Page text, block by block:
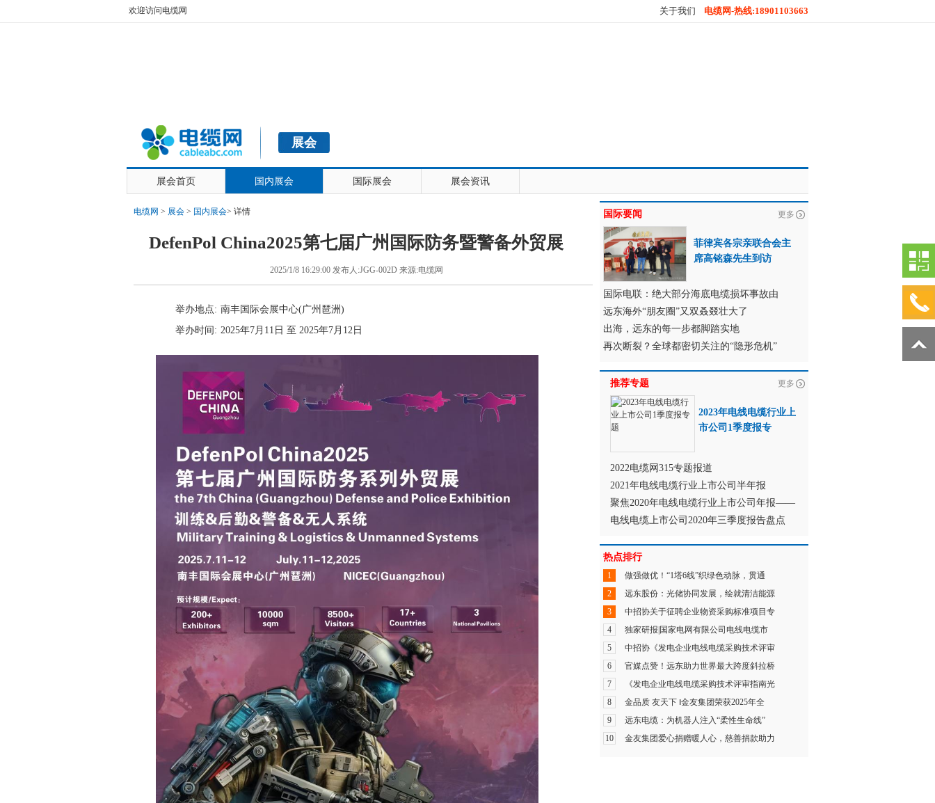
欢迎访问电缆网 关于我们 电缆网-热线:18901103663
展会
展会首页 国内展会 国际展会 展会资讯
电缆网 > 展会 > 国内展会> 详情
DefenPol China2025第七届广州国际防务暨警备外贸展
2025/1/8 16:29:00 发布人:JGG-002D 来源:电缆网
举办地点: 南丰国际会展中心(广州琶洲)
举办时间: 2025年7月11日 至 2025年7月12日
国际要闻 更多
菲律宾各宗亲联合会主
席高铭森先生到访
国际电联：绝大部分海底电缆损坏事故由
远东海外“朋友圈”又双叒叕壮大了
出海，远东的每一步都脚踏实地
再次断裂？全球都密切关注的“隐形危机”
推荐专题 更多
2023年电线电缆行业上
市公司1季度报专
2022电缆网315专题报道
2021年电线电缆行业上市公司半年报
聚焦2020年电线电缆行业上市公司年报——
电线电缆上市公司2020年三季度报告盘点
热点排行
1
做强做优！“1塔6线”织绿色动脉，贯通
2
远东股份：光储协同发展，绘就清洁能源
3
中招协关于征聘企业物资采购标准项目专
4
独家研报|国家电网有限公司电线电缆市
5
中招协《发电企业电线电缆采购技术评审
6
官媒点赞！远东助力世界最大跨度斜拉桥
7
《发电企业电线电缆采购技术评审指南光
8
金品质 友天下 ‖金友集团荣获2025年全
9
远东电缆：为机器人注入“柔性生命线”
10
金友集团爱心捐赠暖人心，慈善捐款助力